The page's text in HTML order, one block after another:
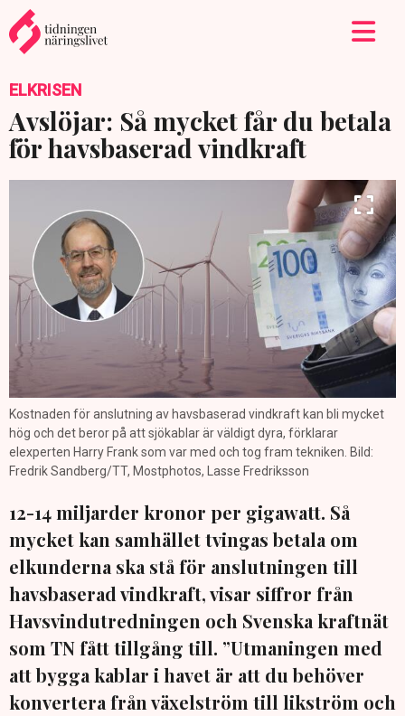
ELKRISEN
Avslöjar: Så mycket får du betala
för havsbaserad vindkraft
Kostnaden för anslutning av havsbaserad vindkraft kan bli mycket
hög och det beror på att sjökablar är väldigt dyra, förklarar
elexperten Harry Frank som var med och tog fram tekniken. Bild:
Fredrik Sandberg/TT, Mostphotos, Lasse Fredriksson
12-14 miljarder kronor per gigawatt. Så
mycket kan samhället tvingas betala om
elkunderna ska stå för anslutningen till
havsbaserad vindkraft, visar siffror från
Havsvindutredningen och Svenska kraftnät
som TN fått tillgång till. ”Utmaningen med
att bygga kablar i havet är att du behöver
konvertera från växelström till likström och